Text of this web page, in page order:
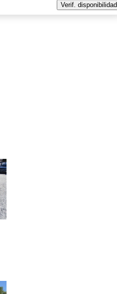
Verif. disponibilidad